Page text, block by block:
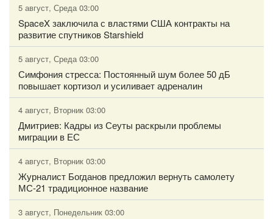
5 август, Среда 03:00
SpaceX заключила с властями США контракты на
развитие спутников Starshield
5 август, Среда 03:00
Симфония стресса: Постоянный шум более 50 дБ
повышает кортизол и усиливает адреналин
4 август, Вторник 03:00
Дмитриев: Кадры из Сеуты раскрыли проблемы
миграции в ЕС
4 август, Вторник 03:00
Журналист Богданов предложил вернуть самолету
МС-21 традиционное название
3 август, Понедельник 03:00